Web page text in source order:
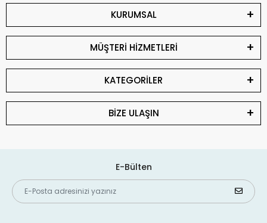
KURUMSAL
MÜŞTERİ HİZMETLERİ
KATEGORİLER
BİZE ULAŞIN
E-Bülten